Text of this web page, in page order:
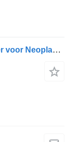
Cityliner Starliner 36732010035 bumper voor Neoplan bus